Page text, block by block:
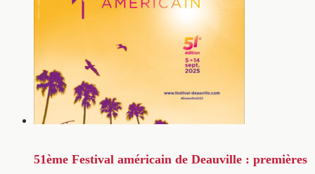
51ème Festival américain de Deauville : premières